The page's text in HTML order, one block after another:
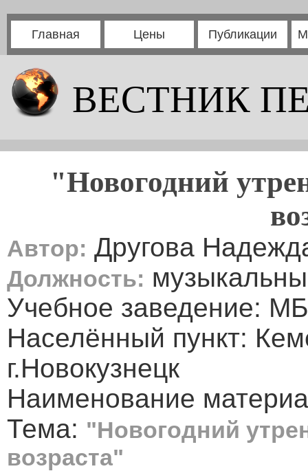
Главная Цены Публикации
ВЕСТНИК
"Новогодний
Автор: Другова
Должность:
Учебное заведение:
Населённый пункт:
г.Новокузнецк
Наименование
Тема: "Новогодний
возраста"